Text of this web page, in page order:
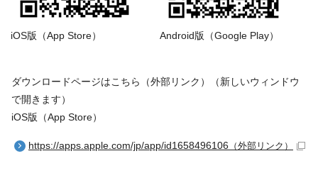
iOS版（App Store） Android版（Google Play）
ダウンロードページはこちら（外部リンク）（新しいウィンドウ
で開きます）
iOS版（App Store）
https://apps.apple.com/jp/app/id1658496106 （外部リンク）